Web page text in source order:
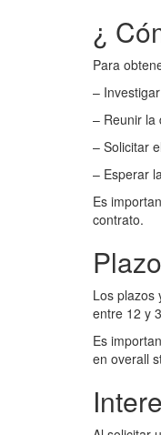
¿
Para
–
– Reunir la
– Solicitar
– Esperar
Es
contrato.
Los plazos
entre 12 y
Es
en overall